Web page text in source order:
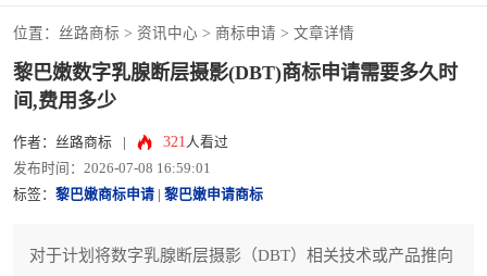
位置： 丝路商标 > 资讯中心 > 商标申请 > 文章详情
黎巴嫩数字乳腺断层摄影(DBT)商标申请需要多久时
间,费用多少
作者：丝路商标 321人看过
发布时间：2026-07-08 16:59:01
标签： 黎巴嫩商标申请 黎巴嫩申请商标
对于计划将数字乳腺断层摄影（DBT）相关技术或产品推向